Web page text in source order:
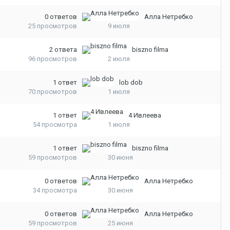
0 ответов
25 просмотров
Алла Нетребко
9 июля
2 ответа
96 просмотров
biszno filma
2 июля
1 ответ
70 просмотров
lob dob
1 июля
1 ответ
54 просмотра
4 Ивлеева
1 июля
1 ответ
59 просмотров
biszno filma
30 июня
0 ответов
34 просмотра
Алла Нетребко
30 июня
0 ответов
59 просмотров
Алла Нетребко
25 июня